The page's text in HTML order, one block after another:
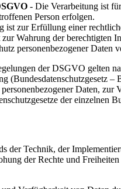
- Die Verarbeitung ist
Person erfolgen.
ist zur Erfüllung einer
Wahrung der berechtigten
personenbezogener Daten
der DSGVO gelten
Daten,
der einzelnen
der Technik, der
der Rechte und